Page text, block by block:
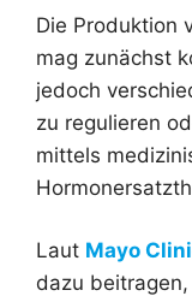
Die Produktion
mag zunächst
jedoch
zu regulieren
mittels
Laut Mayo
dazu